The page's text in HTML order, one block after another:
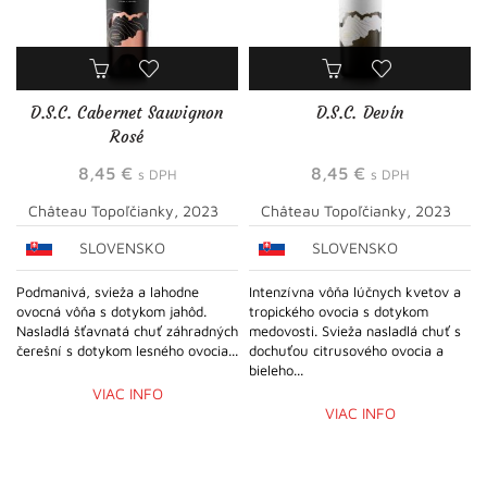
D.S.C. Cabernet Sauvignon
Rosé
8,45 € s DPH
Château Topoľčianky, 2023
SLOVENSKO
Podmanivá, svieža a lahodne
ovocná vôňa s dotykom jahôd.
Nasladlá šťavnatá chuť záhradných
čerešní s dotykom lesného ovocia...
VIAC INFO
D.S.C. Devín
8,45 € s DPH
Château Topoľčianky, 2023
SLOVENSKO
Intenzívna vôňa lúčnych kvetov a
tropického ovocia s dotykom
medovosti. Svieža nasladlá chuť s
dochuťou citrusového ovocia a
bieleho...
VIAC INFO